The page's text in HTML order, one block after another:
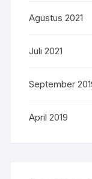
Agustus 2021
Juli 2021
September
April 2019